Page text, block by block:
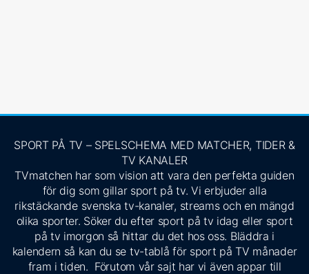
SPORT PÅ TV – SPELSCHEMA MED MATCHER, TIDER &
TV KANALER
TVmatchen har som vision att vara den perfekta guiden
för dig som gillar sport på tv. Vi erbjuder alla
rikstäckande svenska tv-kanaler, streams och en mängd
olika sporter. Söker du efter sport på tv idag eller sport
på tv imorgon så hittar du det hos oss. Bläddra i
kalendern så kan du se tv-tablå för sport på TV månader
fram i tiden. Förutom vår sajt har vi även appar till